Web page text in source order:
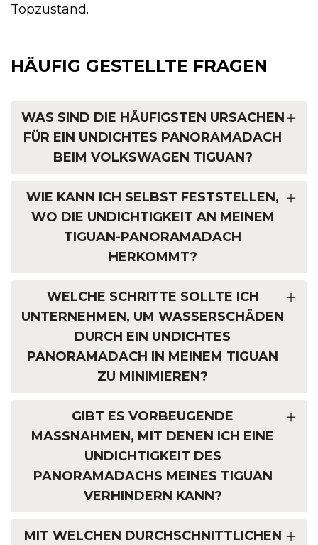
Topzustand.
HÄUFIG GESTELLTE FRAGEN
WAS SIND DIE HÄUFIGSTEN URSACHEN
FÜR EIN UNDICHTES PANORAMADACH
BEIM VOLKSWAGEN TIGUAN?
WIE KANN ICH SELBST FESTSTELLEN,
WO DIE UNDICHTIGKEIT AN MEINEM
TIGUAN-PANORAMADACH
HERKOMMT?
WELCHE SCHRITTE SOLLTE ICH
UNTERNEHMEN, UM WASSERSCHÄDEN
DURCH EIN UNDICHTES
PANORAMADACH IN MEINEM TIGUAN
ZU MINIMIEREN?
GIBT ES VORBEUGENDE
MASSNAHMEN, MIT DENEN ICH EINE U
NDICHTIGKEIT DES P
ANORAMADACHS MEINES TIGUAN V
ERHINDERN KANN?
MIT WELCHEN DURCHSCHNITTLICHEN